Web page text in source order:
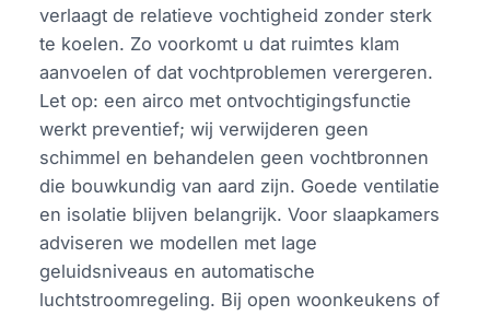
verlaagt de relatieve vochtigheid zonder sterk
te koelen. Zo voorkomt u dat ruimtes klam
aanvoelen of dat vochtproblemen verergeren.
Let op: een airco met ontvochtigingsfunctie
werkt preventief; wij verwijderen geen
schimmel en behandelen geen vochtbronnen
die bouwkundig van aard zijn. Goede ventilatie
en isolatie blijven belangrijk. Voor slaapkamers
adviseren we modellen met lage
geluidsniveaus en automatische
luchtstroomregeling. Bij open woonkeukens of